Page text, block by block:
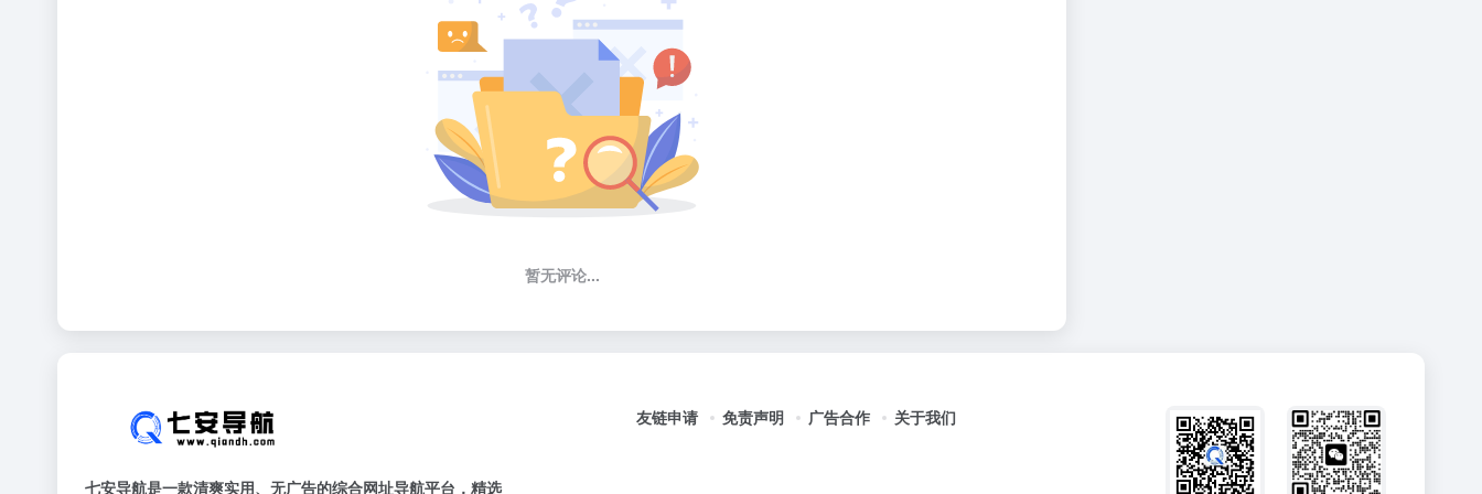
暂无评论...
七安导航是一款清爽实用、无广告的综合网址导航平台，精选
友链申请 免责声明 广告合作 关于我们